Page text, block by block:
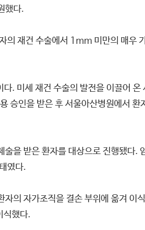
했다.
의 재건 수술에서 1mm 미만의 매우
. 미세 재건 수술의 발전을 이끌어 온
인을 받은 후 서울아산병원에서 환
을 받은 환자를 대상으로 진행됐다.
였다.
의 자가조직을 결손 부위에 옮겨 이
식했다.